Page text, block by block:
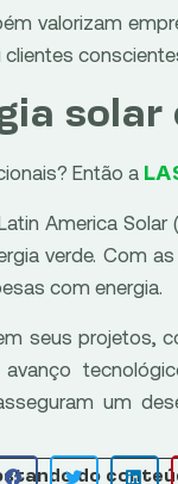
valorizam
solar
Então a
America
verde. Com
com energia.
seus projetos,
um
do